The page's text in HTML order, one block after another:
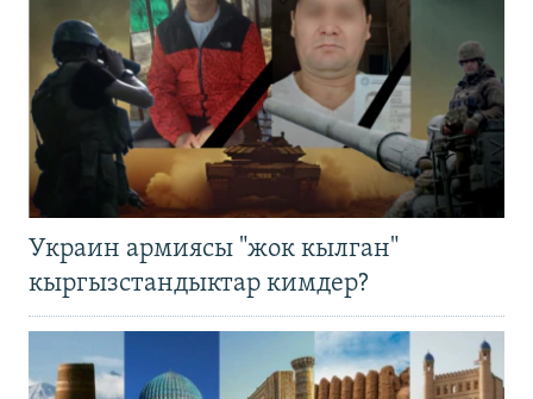
Украин армиясы "жок кылган"
кыргызстандыктар кимдер?